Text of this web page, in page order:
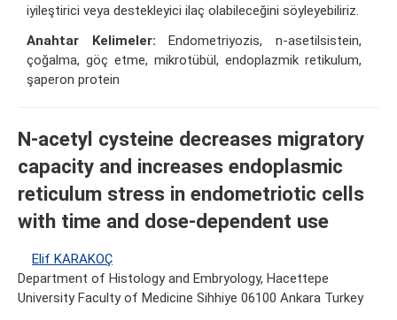
iyileştirici veya destekleyici ilaç olabileceğini söyleyebiliriz.
Anahtar Kelimeler: Endometriyozis, n-asetilsistein,
çoğalma, göç etme, mikrotübül, endoplazmik retikulum,
şaperon protein
N-acetyl cysteine decreases migratory
capacity and increases endoplasmic
reticulum stress in endometriotic cells
with time and dose-dependent use
Elif KARAKOÇ
Department of Histology and Embryology, Hacettepe
University Faculty of Medicine Sihhiye 06100 Ankara Turkey